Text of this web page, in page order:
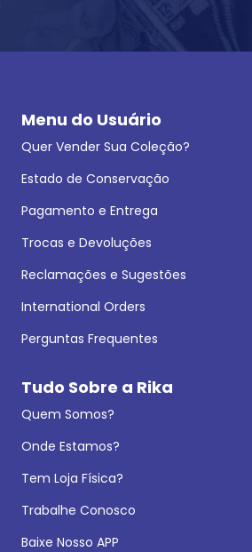
Menu do Usuário
Quer Vender Sua Coleção?
Estado de Conservação
Pagamento e Entrega
Trocas e Devoluções
Reclamações e Sugestões
International Orders
Perguntas Frequentes
Tudo Sobre a Rika
Quem Somos?
Onde Estamos?
Tem Loja Física?
Trabalhe Conosco
Baixe Nosso APP